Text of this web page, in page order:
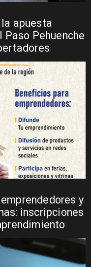
apuesta
Pehuenche
y
inscripciones